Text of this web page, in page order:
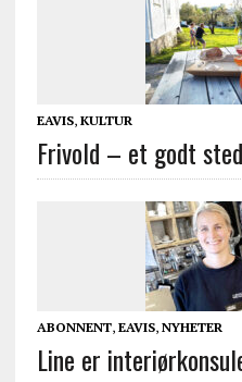
EAVIS, KULTUR
Frivold – et godt
ABONNENT, EAVIS, NYHETER
Line er